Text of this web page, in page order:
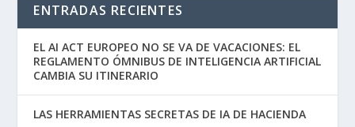
ENTRADAS RECIENTES
EL AI ACT EUROPEO NO SE VA DE VACACIONES: EL
REGLAMENTO ÓMNIBUS DE INTELIGENCIA ARTIFICIAL
CAMBIA SU ITINERARIO
LAS HERRAMIENTAS SECRETAS DE IA DE HACIENDA